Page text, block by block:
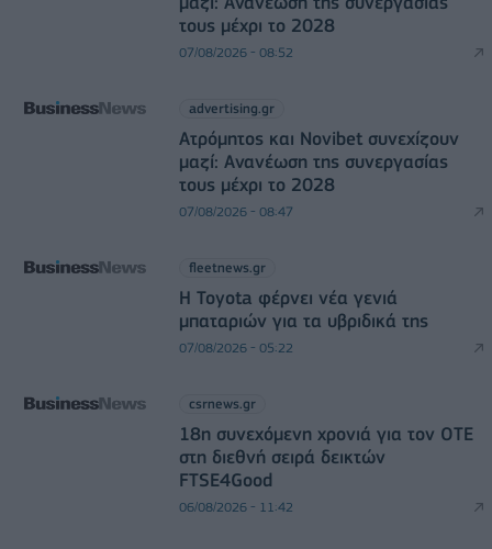
τους μέχρι το 2028
07/08/2026 - 08:52
advertising.gr
Ατρόμητος και Novibet συνεχίζουν
μαζί: Ανανέωση της συνεργασίας
τους μέχρι το 2028
07/08/2026 - 08:47
fleetnews.gr
Η Toyota φέρνει νέα γενιά
μπαταριών για τα υβριδικά της
07/08/2026 - 05:22
csrnews.gr
18η συνεχόμενη χρονιά για τον ΟΤΕ
στη διεθνή σειρά δεικτών
FTSE4Good
06/08/2026 - 11:42